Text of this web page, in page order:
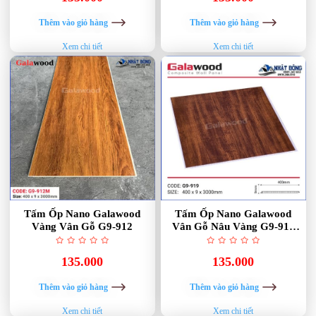
Thêm vào giỏ hàng
Xem chi tiết
Thêm vào giỏ hàng
Xem chi tiết
Tấm Ốp Nano Galawood
Vàng Vân Gỗ G9-912
135.000
Thêm vào giỏ hàng
Xem chi tiết
Tấm Ốp Nano Galawood
Vân Gỗ Nâu Vàng G9-919
Golden Brown
135.000
Thêm vào giỏ hàng
Xem chi tiết